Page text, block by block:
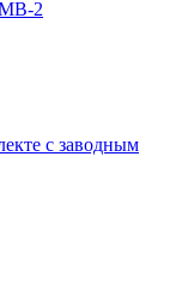
2
с заводным